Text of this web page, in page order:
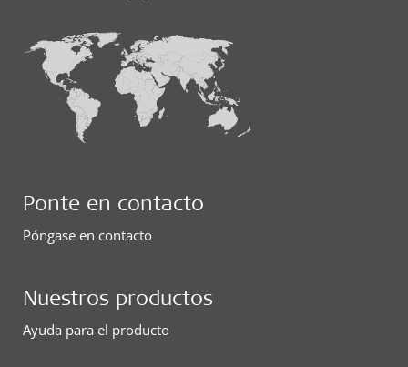
Ponte en contacto
Póngase en contacto
Nuestros productos
Ayuda para el producto